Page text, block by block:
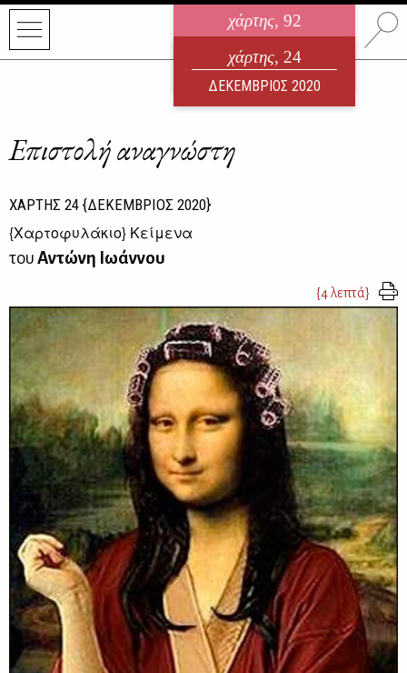
χάρτης, 92
ηλεκτρονικό περιοδικό
ΑΥΓΟΥΣΤΟΣ 2026
χάρτης, 24
ΔΕΚΕΜΒΡΙΟΣ 2020
Επιστολή αναγνώστη
ΧΑΡΤΗΣ 24 {ΔΕΚΕΜΒΡΙΟΣ 2020}
{Χαρτοφυλάκιο} Κείμενα
τουΑντώνη Ιωάννου
{4 λεπτά}